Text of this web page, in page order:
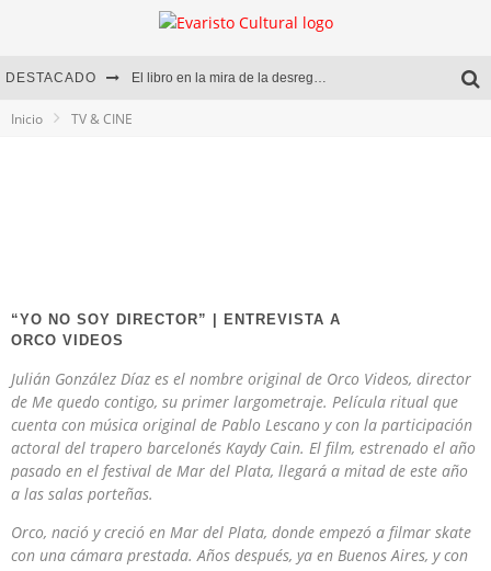
DESTACADO El libro en la mira de la desregulación
Inicio TV & CINE
“YO NO SOY DIRECTOR” | ENTREVISTA A
ORCO VIDEOS
Julián González Díaz es el nombre original de Orco Videos, director
de Me quedo contigo, su primer largometraje. Película ritual que
cuenta con música original de Pablo Lescano y con la participación
actoral del trapero barcelonés Kaydy Cain. El film, estrenado el año
pasado en el festival de Mar del Plata, llegará a mitad de este año
a las salas porteñas.
Orco, nació y creció en Mar del Plata, donde empezó a filmar skate
con una cámara prestada. Años después, ya en Buenos Aires, y con